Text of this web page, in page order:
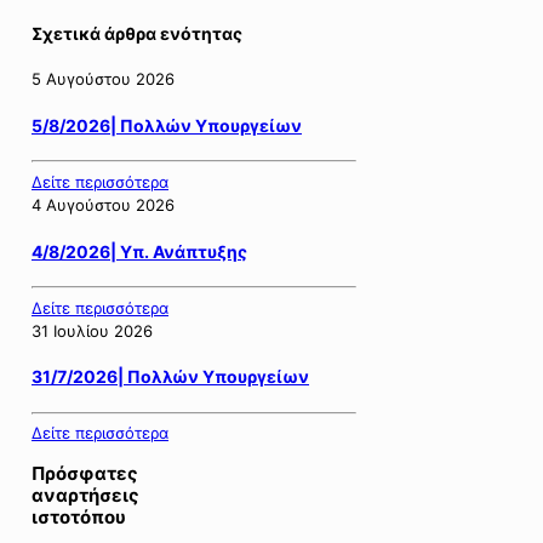
Σχετικά άρθρα ενότητας
5 Αυγούστου 2026
5/8/2026| Πολλών Υπουργείων
Δείτε περισσότερα
4 Αυγούστου 2026
4/8/2026| Υπ. Ανάπτυξης
Δείτε περισσότερα
31 Ιουλίου 2026
31/7/2026| Πολλών Υπουργείων
Δείτε περισσότερα
Πρόσφατες
αναρτήσεις
ιστοτόπου